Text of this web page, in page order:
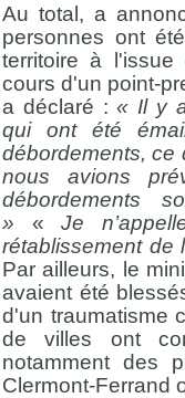
Au total, a
personnes ont
territoire à
cours d'un point-
a déclaré :« Il y
qui ont été
débordements, ce
nous avions
débordements
» «Je
rétablissement de
Par ailleurs, le
avaient été
d'un traumatisme
de villes ont
notamment des
Clermont-Ferrand